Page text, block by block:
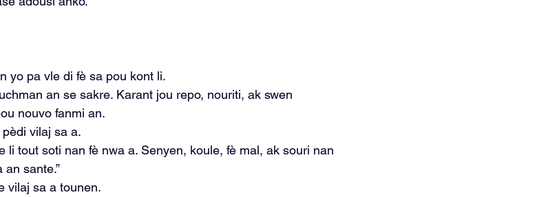
yo pa vle di fè sa pou kont li.
an se sakre. Karant jou repo, nouriti, ak swen
nouvo fanmi an.
vilaj sa a.
li tout soti nan fè nwa a. Senyen, koule, fè mal, ak souri nan
an sante.”
vilaj sa a tounen.